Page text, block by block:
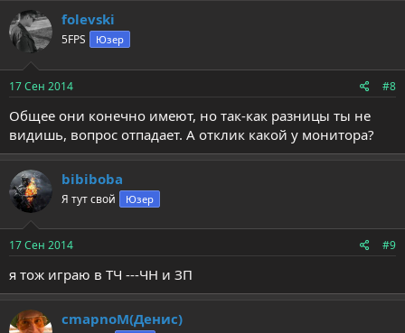
folevski
5FPS Юзер
17 Сен 2014 #8
Общее они конечно имеют, но так-как разницы ты не
видишь, вопрос отпадает. А отклик какой у монитора?
bibiboba
Я тут свой Юзер
17 Сен 2014 #9
я тож играю в ТЧ ---ЧН и ЗП
cmapnoM(Денис)